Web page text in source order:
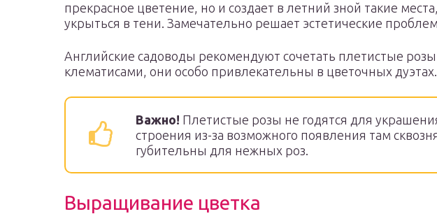
прекрасное цветение, но и создает в летний зной такие
укрыться в тени. Замечательно решает эстетические
Английские садоводы рекомендуют сочетать плетистые
клематисами, они особо привлекательны в цветочных дуэтах.
Важно! Плетистые розы не годятся для
строения из-за возможного появления там
губительны для нежных роз.
Выращивание цветка